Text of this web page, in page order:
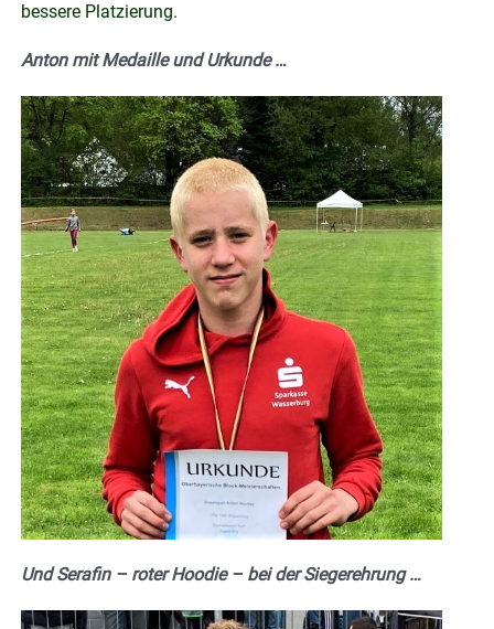
bessere Platzierung.
Anton mit Medaille und Urkunde …
Und Serafin – roter Hoodie – bei der Siegerehrung …